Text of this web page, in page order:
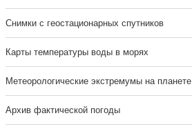
Cнимки с геостационарных спутников
Карты температуры воды в морях
Метеорологические экстремумы на планете
Архив фактической погоды